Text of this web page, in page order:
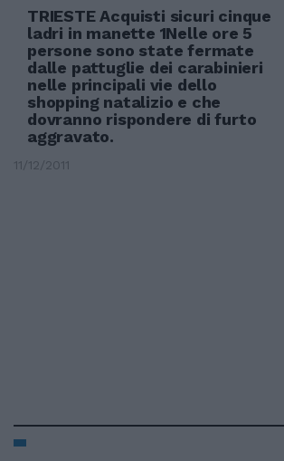
TRIESTE Acquisti sicuri cinque
ladri in manette 1Nelle ore 5
persone sono state fermate
dalle pattuglie dei carabinieri
nelle principali vie dello
shopping natalizio e che
dovranno rispondere di furto
aggravato.
11/12/2011